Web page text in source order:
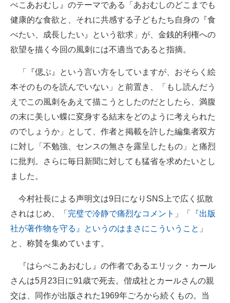
ぺこあおむし』のテーマである「あおむしのどこまでも
健康的な食欲と、それに共感する子どもたち自身の『食
べたい、成長したい』という欲求」が、金銭的利権への
欲望を描く今回の風刺には不適当であると指摘。
「『偲ぶ』という言い方をしていますが、おそらく絵
本そのものを読んでいない」と前置き、「もし読んだう
えでこの風刺をあえて描こうとしたのだとしたら、満腹
の末に美しい蝶に変身する結末をどのように考えられた
のでしょうか」として、作者と掲載を許した編集者双方
に対し「不勉強、センスの無さを露呈したもの」と痛烈
に批判。さらに毎日新聞に対しても猛省を求めたいとし
ました。
今村社長による声明文は9日になりSNS上で広く拡散
されはじめ、「 完璧で冷静で痛烈なコメント 」「
『出版
社が著作物を守る』というのはまさにこういうこと 」
と、称賛を集めています。
『はらぺこあおむし』の作者であるエリック・カール
さんは5月23日に91歳で死去。偕成社とカールさんの親
交は、同作が出版された1969年ごろから続くもの。当